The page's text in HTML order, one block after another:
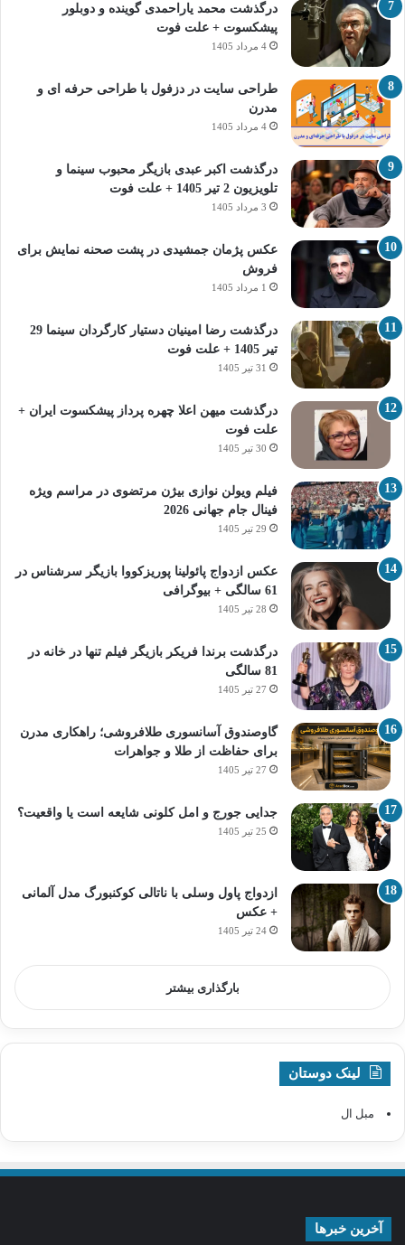
درگذشت محمد یاراحمدی گوینده و دوبلور
پیشکسوت + علت فوت
4 مرداد 1405
طراحی سایت در دزفول با طراحی حرفه‌ ای و
مدرن
4 مرداد 1405
درگذشت اکبر عبدی بازیگر محبوب سینما و
تلویزیون 2 تیر 1405 + علت فوت
3 مرداد 1405
عکس پژمان جمشیدی در پشت صحنه نمایش برای
فروش
1 مرداد 1405
درگذشت رضا امینیان دستیار کارگردان سینما 29
تیر 1405 + علت فوت
31 تیر 1405
درگذشت میهن اعلا چهره پرداز پیشکسوت ایران +
علت فوت
30 تیر 1405
فیلم ویولن نوازی بیژن مرتضوی در مراسم ویژه
فینال جام جهانی 2026
29 تیر 1405
عکس ازدواج پائولینا پوریزکووا بازیگر سرشناس در
61 سالگی + بیوگرافی
28 تیر 1405
درگذشت برندا فریکر بازیگر فیلم تنها در خانه در
81 سالگی
27 تیر 1405
گاوصندوق آسانسوری طلافروشی؛ راهکاری مدرن
برای حفاظت از طلا و جواهرات
27 تیر 1405
جدایی جورج و امل کلونی شایعه است یا واقعیت؟
25 تیر 1405
ازدواج پاول وسلی با ناتالی کوکنبورگ مدل آلمانی
+ عکس
24 تیر 1405
بارگذاری بیشتر
لینک دوستان
مبل ال
آخرین خبرها